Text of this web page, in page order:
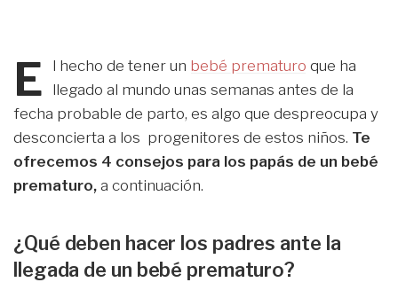
E l hecho de tener un bebé prematuro que ha
llegado al mundo unas semanas antes de la
fecha probable de parto, es algo que despreocupa y
desconcierta a los progenitores de estos niños. Te
ofrecemos 4 consejos para los papás de un bebé
prematuro, a continuación.
¿Qué deben hacer los padres ante la
llegada de un bebé prematuro?